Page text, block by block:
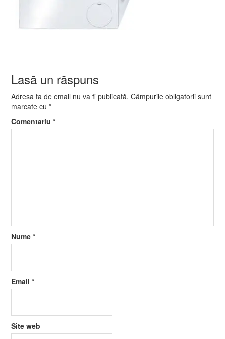
Lasă un răspuns
Adresa ta de email nu va fi publicată. Câmpurile obligatorii sunt
marcate cu*
Comentariu*
Nume*
Email*
Site web